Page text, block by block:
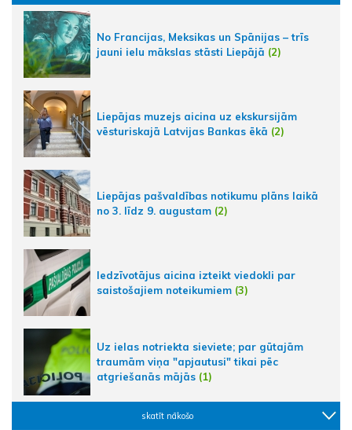
No Francijas, Meksikas un Spānijas – trīs
jauni ielu mākslas stāsti Liepājā (2)
Liepājas muzejs aicina uz ekskursijām
vēsturiskajā Latvijas Bankas ēkā (2)
Liepājas pašvaldības notikumu plāns laikā
no 3. līdz 9. augustam (2)
Iedzīvotājus aicina izteikt viedokli par
saistošajiem noteikumiem (3)
Uz ielas notriekta sieviete; par gūtajām
traumām viņa "apjautusi" tikai pēc
atgriešanās mājās (1)
skatīt nākošo